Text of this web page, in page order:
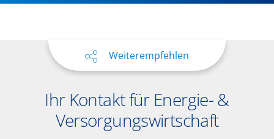
Weiterempfehlen
Ihr Kontakt für Energie- &
Versorgungswirtschaft